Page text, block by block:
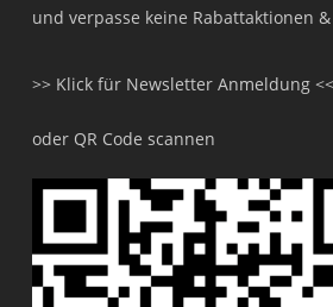
und verpasse keine Rabattaktionen
>> Klick für Newsletter Anmeldung <<
oder QR Code scannen